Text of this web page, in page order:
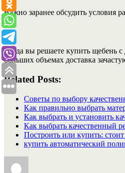
Важно заранее обсудить условия
Когда вы решаете купить щебень с
больших объемах доставка
Related Posts:
Советы по выбору
Как правильно выбрать
Как выбрать и установить
Как выбрать качественный
Построить или купить:
купить автоматический